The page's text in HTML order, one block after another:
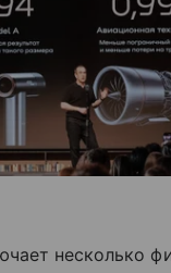
несколько